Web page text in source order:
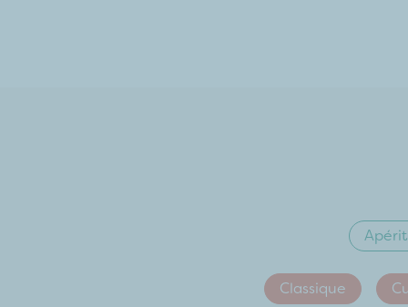
Classique